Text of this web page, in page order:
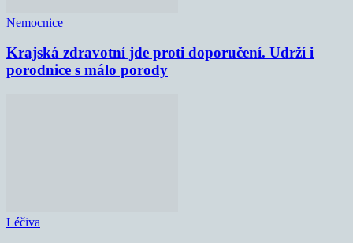
Nemocnice
Krajská zdravotní jde proti doporučení. Udrží i
porodnice s málo porody
Léčiva